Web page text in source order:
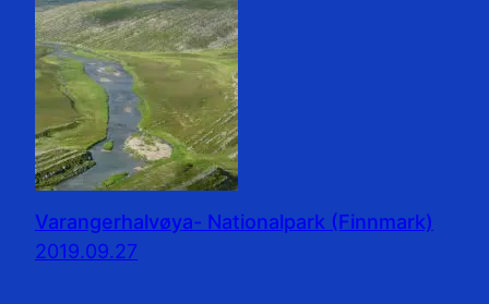
Varangerhalvøya- Nationalpark (Finnmark)
2019.09.27